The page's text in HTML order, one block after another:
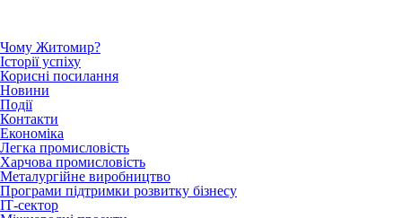
Чому Житомир?
Історії успіху
Корисні посилання
Новини
Події
Контакти
Економіка
Легка промисловість
Харчова промисловість
Металургійне виробництво
Програми підтримки розвитку бізнесу
ІТ-сектор